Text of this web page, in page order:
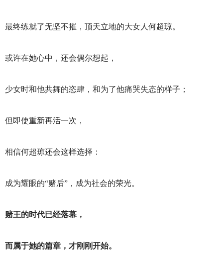
最终练就了无坚不摧，顶天立地的大女人何超琼。
或许在她心中，还会偶尔想起，
少女时和他共舞的恣肆，和为了他痛哭失态的样子；
但即使重新再活一次，
相信何超琼还会这样选择：
成为耀眼的“赌后”，成为社会的荣光。
赌王的时代已经落幕，
而属于她的篇章，才刚刚开始。